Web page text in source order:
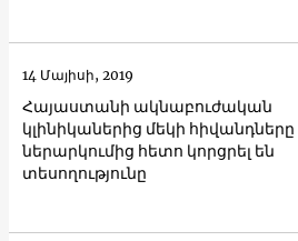
Հայաստանի ակնաբուժական
կլինիկաներից մեկի հիվանդները
ներարկումից հետո կորցրել են
տեսողությունը
14 Մայիսի, 2019